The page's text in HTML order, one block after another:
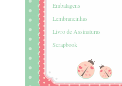
Embalagens
Lembrancinhas
Livro de Assinaturas
Scrapbook